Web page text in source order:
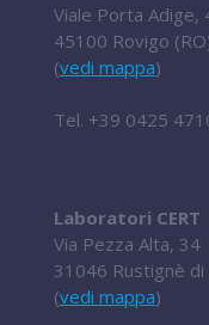
Viale Porta Adige,
45100 Rovigo
(vedi mappa)
Tel. +39 0425
Laboratori CERT
Via Pezza Alta, 34
31046 Rustignè
(vedi mappa)